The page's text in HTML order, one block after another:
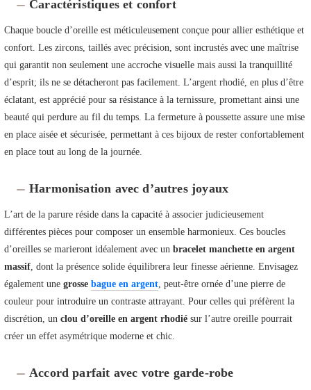
Caractéristiques et confort
Chaque boucle d’oreille est méticuleusement conçue pour allier esthétique et
confort. Les zircons, taillés avec précision, sont incrustés avec une maîtrise
qui garantit non seulement une accroche visuelle mais aussi la tranquillité
d’esprit; ils ne se détacheront pas facilement. L’argent rhodié, en plus d’être
éclatant, est apprécié pour sa résistance à la ternissure, promettant ainsi une
beauté qui perdure au fil du temps. La fermeture à poussette assure une mise
en place aisée et sécurisée, permettant à ces bijoux de rester confortablement
en place tout au long de la journée.
Harmonisation avec d’autres joyaux
L’art de la parure réside dans la capacité à associer judicieusement
différentes pièces pour composer un ensemble harmonieux. Ces boucles
d’oreilles se marieront idéalement avec un bracelet manchette en argent
massif , dont la présence solide équilibrera leur finesse aérienne. Envisagez
également une grosse bague en argent , peut-être ornée d’une pierre de
couleur pour introduire un contraste attrayant. Pour celles qui préfèrent la
discrétion, un clou d’oreille en argent rhodié sur l’autre oreille pourrait
créer un effet asymétrique moderne et chic.
Accord parfait avec votre garde-robe